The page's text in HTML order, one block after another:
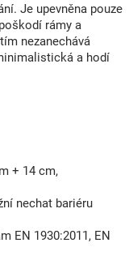
Je upevněna pouze
rámy a
nezanechává
a hodí
+ 14 cm,
nechat bariéru
EN 1930:2011, EN